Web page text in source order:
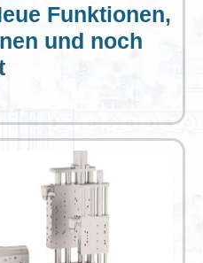
Funktionen,
und noch